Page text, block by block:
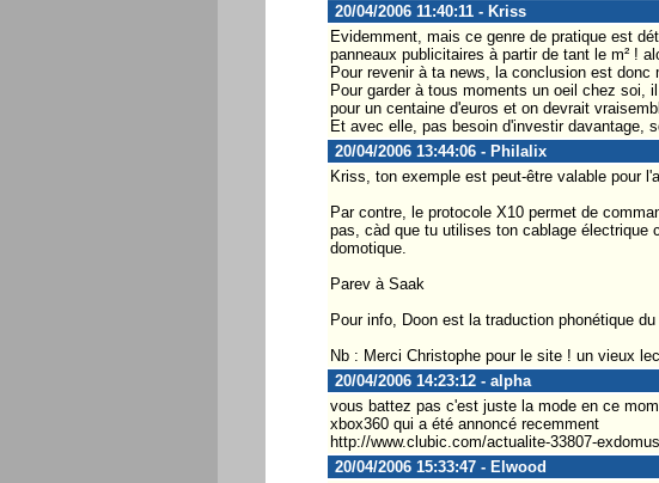
20/04/2006 11:40:11 - Kriss
Evidemment, mais ce genre de pratique est
panneaux publicitaires à partir de tant le m² !
Pour revenir à ta news, la conclusion est donc
Pour garder à tous moments un oeil chez soi,
pour un centaine d'euros et on devrait
Et avec elle, pas besoin d'investir davantage,
20/04/2006 13:44:06 - Philalix
Kriss, ton exemple est peut-être valable pour
Par contre, le protocole X10 permet de
pas, càd que tu utilises ton cablage électrique
domotique.
Parev à Saak
Pour info, Doon est la traduction phonétique
Nb : Merci Christophe pour le site ! un vieux
20/04/2006 14:23:12 - alpha
vous battez pas c'est juste la mode en ce
xbox360 qui a été annoncé recemment
http://www.clubic.com/actualite-33807-
20/04/2006 15:33:47 - Elwood